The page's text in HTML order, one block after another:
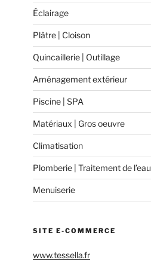
Éclairage
Plâtre | Cloison
Quincaillerie | Outillage
Aménagement extérieur
Piscine | SPA
Matériaux | Gros oeuvre
Climatisation
Plomberie | Traitement de l’eau
Menuiserie
SITE E-COMMERCE
www.tessella.fr